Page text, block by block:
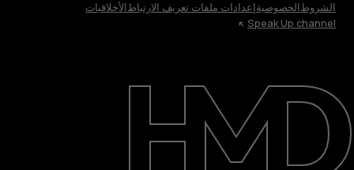
حول
الدعم
Egypt
الشروطالخصوصيةإعدادات ملفات تعريف الارتباطالأخلاقيات
Speak Up channel